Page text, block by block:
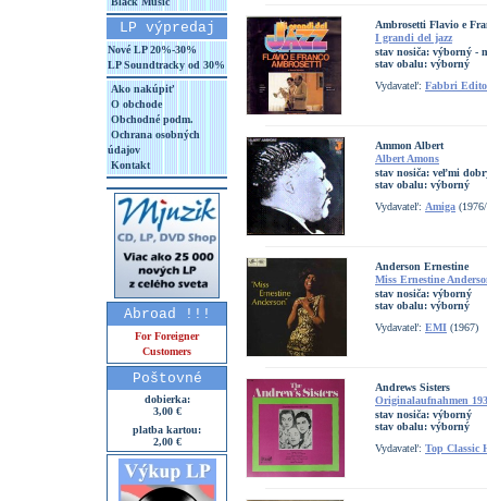
LP výpredaj
Nové LP 20%-30%
LP Soundtracky od 30%
Ako nakúpiť
O obchode
Obchodné podm.
Ochrana osobných
údajov
Kontakt
Abroad !!!
For Foreigner
Customers
Poštovné
dobierka:
3,00 €
platba kartou:
2,00 €
Ambrosetti Flavio e
I grandi del jazz
stav nosiča: výborný -
stav obalu: výborný
Vydavateľ: Fabbri
Ammon Albert
Albert Amons
stav nosiča: veľmi
stav obalu: výborný
Vydavateľ: Amiga
Anderson Ernestine
Miss Ernestine
stav nosiča: výborný
stav obalu: výborný
Vydavateľ: EMI (1967)
Andrews Sisters
Originalaufnahmen
stav nosiča: výborný
stav obalu: výborný
Vydavateľ: Top Classic